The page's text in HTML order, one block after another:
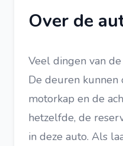
Over de
Veel dingen van
De deuren kunnen
motorkap en de
hetzelfde, de
in deze auto. Als